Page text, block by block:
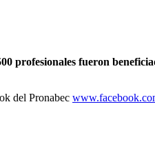
profesionales fueron
del Pronabec